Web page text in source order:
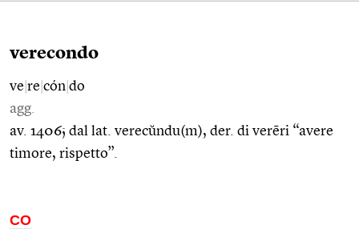
verecondo
ve re cón do
agg.
av. 1406; dal lat. verecŭndu(m), der. di verēri “avere
timore, rispetto”.
CO